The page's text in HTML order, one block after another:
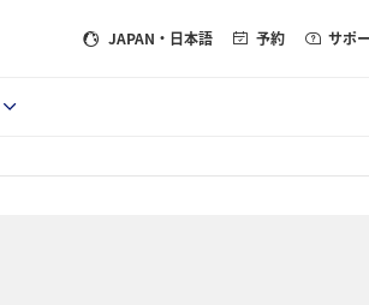
JAPAN ・日本語 予約 サポ